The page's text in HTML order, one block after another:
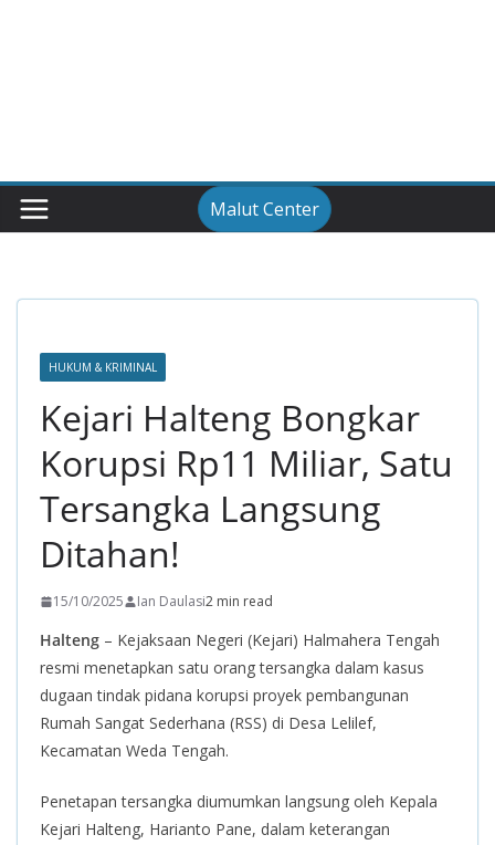
Malut Center
HUKUM & KRIMINAL
Kejari Halteng Bongkar
Korupsi Rp11 Miliar, Satu
Tersangka Langsung
Ditahan!
15/10/2025 Ian Daulasi2 min read
Halteng – Kejaksaan Negeri (Kejari) Halmahera Tengah
resmi menetapkan satu orang tersangka dalam kasus
dugaan tindak pidana korupsi proyek pembangunan
Rumah Sangat Sederhana (RSS) di Desa Lelilef,
Kecamatan Weda Tengah.
Penetapan tersangka diumumkan langsung oleh Kepala
Kejari Halteng, Harianto Pane, dalam keterangan